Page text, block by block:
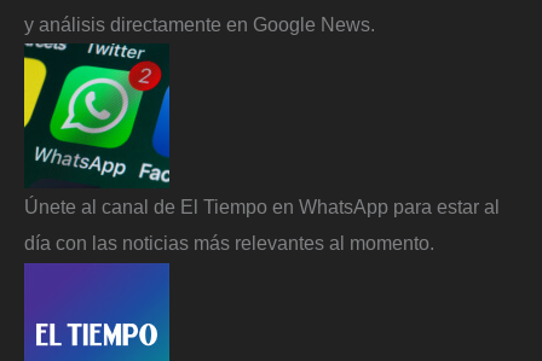
y análisis directamente en Google News.
Únete al canal de El Tiempo en WhatsApp para estar al
día con las noticias más relevantes al momento.